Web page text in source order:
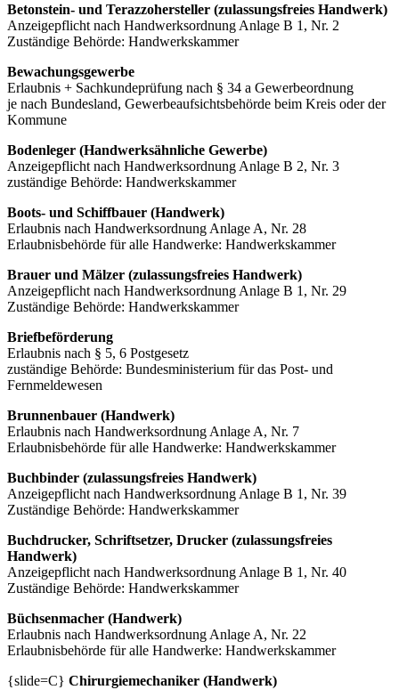
Betonstein- und Terazzohersteller (zulassungsfreies Handwerk)
Anzeigepflicht nach Handwerksordnung Anlage B 1, Nr. 2
Zuständige Behörde: Handwerkskammer
Bewachungsgewerbe
Erlaubnis + Sachkundeprüfung nach § 34 a Gewerbeordnung
je nach Bundesland, Gewerbeaufsichtsbehörde beim Kreis oder der
Kommune
Bodenleger (Handwerksähnliche Gewerbe)
Anzeigepflicht nach Handwerksordnung Anlage B 2, Nr. 3
zuständige Behörde: Handwerkskammer
Boots- und Schiffbauer (Handwerk)
Erlaubnis nach Handwerksordnung Anlage A, Nr. 28
Erlaubnisbehörde für alle Handwerke: Handwerkskammer
Brauer und Mälzer (zulassungsfreies Handwerk)
Anzeigepflicht nach Handwerksordnung Anlage B 1, Nr. 29
Zuständige Behörde: Handwerkskammer
Briefbeförderung
Erlaubnis nach § 5, 6 Postgesetz
zuständige Behörde: Bundesministerium für das Post- und
Fernmeldewesen
Brunnenbauer (Handwerk)
Erlaubnis nach Handwerksordnung Anlage A, Nr. 7
Erlaubnisbehörde für alle Handwerke: Handwerkskammer
Buchbinder (zulassungsfreies Handwerk)
Anzeigepflicht nach Handwerksordnung Anlage B 1, Nr. 39
Zuständige Behörde: Handwerkskammer
Buchdrucker, Schriftsetzer, Drucker (zulassungsfreies
Handwerk)
Anzeigepflicht nach Handwerksordnung Anlage B 1, Nr. 40
Zuständige Behörde: Handwerkskammer
Büchsenmacher (Handwerk)
Erlaubnis nach Handwerksordnung Anlage A, Nr. 22
Erlaubnisbehörde für alle Handwerke: Handwerkskammer
{slide=C} Chirurgiemechaniker (Handwerk)